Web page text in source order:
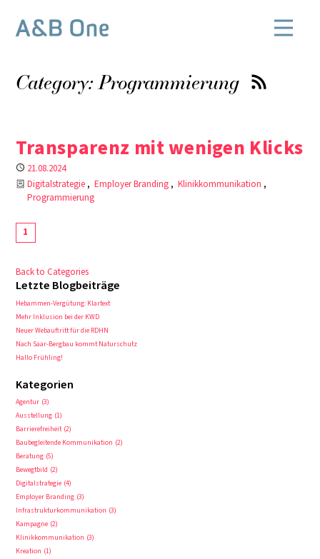
Category: Programmierung
Transparenz mit wenigen Klicks
Published
21.08.2024
Categories
Digitalstrategie Employer Branding
Klinikkommunikation
Programmierung
1
Back to Categories
Letzte Blogbeiträge
Hebammen-Vergütung: Klartext
Mehr Inklusion bei der KWD
Neuer Webauftritt für die RDHN
Nach Saar-Bergbau kommt Naturschutz
Hallo Frühling!
Kategorien
Agentur 3
Ausstellung 1
Barrierefreiheit 2
Baubegleitende Kommunikation 2
Beratung 5
Bewegtbild 2
Digitalstrategie 4
Employer Branding 3
Infrastrukturkommunikation 3
Kampagne 2
Klinikkommunikation 3
Kreation 1